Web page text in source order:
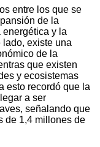
entre los que se
de la
y la
existe una
de la
que existen
y ecosistemas
esto recordó que la
a ser
señalando que
de 1,4 millones de